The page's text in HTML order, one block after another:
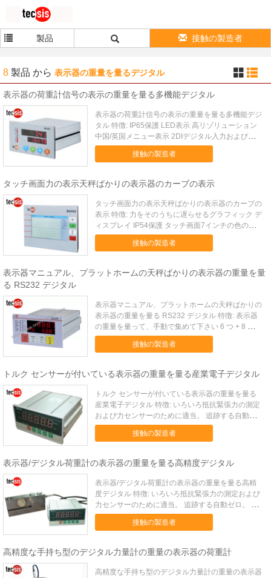
製品 接触の製造者
8 製品 から 表示器の重量を量るデジタル
表示器の荷重計信号の表示の重量を量る多機能デジタル
表示器の荷重計信号の表示の重量を量る多機能デジ
タル 特徴: IP65保護 LED表示 高リゾリューション
中国/英国メニュー表示 2DIデジタル入力および
4DOデジタル出力 機能を保持するピーク価値及び
谷価値 サポート最高1,000,000部 24のかみ傷A/Dチ
接触の製造者
タッチ画面力の表示天秤ばかりの表示器のカーブの表示
タッチ画面力の表示天秤ばかりの表示器のカーブの
表示 特徴: 力をそのうちに遅らせるグラフィック デ
ィスプレイ IP54保護 タッチ画面7インチの色の、
簡単な操作 中国語および英語両方のインターフェ
イス 出力される8 実時間カーブの表示 サポート デ
接触の製造者
表示器マニュアル、プラットホームの天秤ばかりの表示器の重量を量
る RS232 デジタル
表示器マニュアル、プラットホームの天秤ばかりの
表示器の重量を量る RS232 デジタル 特徴: 表示器
の重量を量って、手動で集めて下さい 6 つ + 8 つの
赤 LED のデジタル管、ショーの英国の特性/図 4 つ
の 350Ω荷重計に接続することができます 任意六方
接触の製造者
トルク センサーが付いている表示器の重量を量る産業電子デジタル
トルク センサーが付いている表示器の重量を量る
産業電子デジタル 特徴: いろいろ抵抗緊張力の測定
および力センサーのために適当。 追跡する自動ゼ
ロ。 自動的に取り除かれる接触ボタン。 50 回/秒
の見本抽出および制御率。 ピーク、谷の検出およ
ズ力...
接触の製造者
表示器/デジタル荷重計の表示器の重量を量る高精度デジタル
表示器/デジタル荷重計の表示器の重量を量る高精
度デジタル 特徴: いろいろ抵抗緊張力の測定および
力センサーのために適当。 追跡する自動ゼロ。 自
動的に取り除かれる接触ボタン。 50 回/秒の見本抽
出および制御率。 ピーク、谷の検出および表示機
示...
接触の製造者
高精度な手持ち型のデジタル力量計の重量の表示器の荷重計
高精度な手持ち型のデジタル力量計の重量の表示器